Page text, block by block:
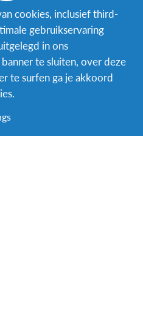
InstagramMessenger
bij AFS
cookies, inclusief third-
gebruikservaring
in ons
te sluiten, over deze
te surfen ga je akkoord